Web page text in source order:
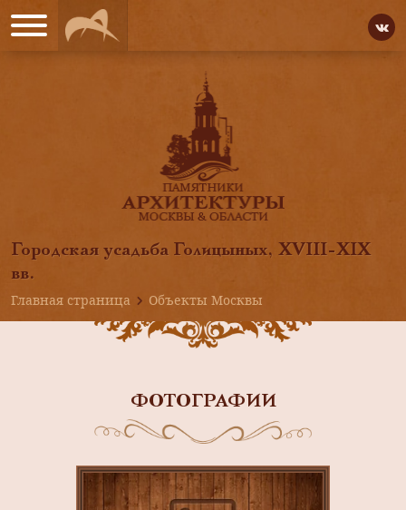
Городская усадьба Голицыных, XVIII-XIX
вв.
Главная страница
Объекты Москвы
ФОТОГРАФИИ